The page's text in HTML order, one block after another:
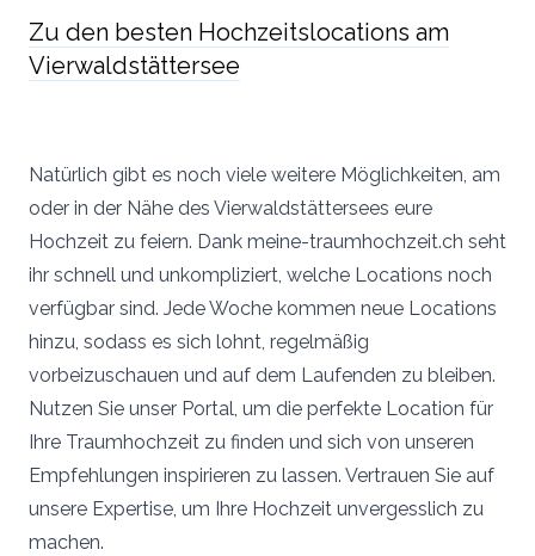
Zu den besten Hochzeitslocations am
Vierwaldstättersee
Natürlich gibt es noch viele weitere Möglichkeiten, am
oder in der Nähe des Vierwaldstättersees eure
Hochzeit zu feiern. Dank meine-traumhochzeit.ch seht
ihr schnell und unkompliziert, welche Locations noch
verfügbar sind. Jede Woche kommen neue Locations
hinzu, sodass es sich lohnt, regelmäßig
vorbeizuschauen und auf dem Laufenden zu bleiben.
Nutzen Sie unser Portal, um die perfekte Location für
Ihre Traumhochzeit zu finden und sich von unseren
Empfehlungen inspirieren zu lassen. Vertrauen Sie auf
unsere Expertise, um Ihre Hochzeit unvergesslich zu
machen.